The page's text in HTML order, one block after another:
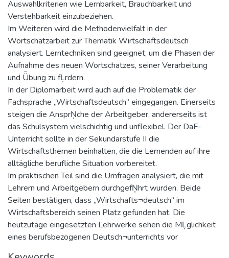
Auswahlkriterien wie Lernbarkeit, Brauchbarkeit und
Verstehbarkeit einzubeziehen.
Im Weiteren wird die Methodenvielfalt in der
Wortschatzarbeit zur Thematik Wirtschaftsdeutsch
analysiert. Lerntechniken sind geeignet, um die Phasen der
Aufnahme des neuen Wortschatzes, seiner Verarbeitung
und Ǖbung zu fĻrdern.
In der Diplomarbeit wird auch auf die Problematik der
Fachsprache „Wirtschaftsdeutsch“ eingegangen. Einerseits
steigen die AnsprŅche der Arbeitgeber, andererseits ist
das Schulsystem vielschichtig und unflexibel. Der DaF-
Unterricht sollte in der Sekundarstufe II die
Wirtschaftsthemen beinhalten, die die Lernenden auf ihre
alltägliche berufliche Situation vorbereitet.
Im praktischen Teil sind die Umfragen analysiert, die mit
Lehrern und Arbeitgebern durchgefŅhrt wurden. Beide
Seiten bestätigen, dass „Wirtschafts¬deutsch“ im
Wirtschaftsbereich seinen Platz gefunden hat. Die
heutzutage eingesetzten Lehrwerke sehen die MĻglichkeit
eines berufsbezogenen Deutsch¬unterrichts vor